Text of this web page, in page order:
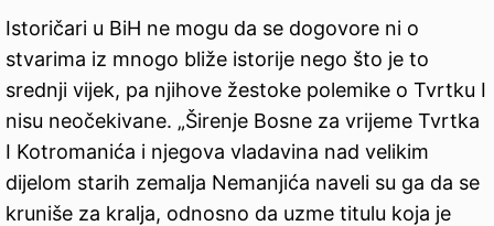
Istoričari u BiH ne mogu da se dogovore ni o
stvarima iz mnogo bliže istorije nego što je to
srednji vijek, pa njihove žestoke polemike o Tvrtku I
nisu neočekivane. „Širenje Bosne za vrijeme Tvrtka
I Kotromanića i njegova vladavina nad velikim
dijelom starih zemalja Nemanjića naveli su ga da se
kruniše za kralja, odnosno da uzme titulu koja je